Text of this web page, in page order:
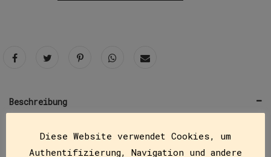
Beschreibung
CLUB-Taschenbuchreihe ab der 2.
Kasse
Diese Website verwendet Cookies, um
Authentifizierung, Navigation und andere